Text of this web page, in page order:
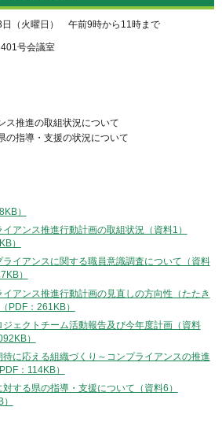
火曜日） 午前9時から11時まで
号会議室
推進の取組状況について
指導・支援の状況について
）
アンス推進行動計画の取組状況（資料1）
）
ライアンスに関する職員意識調査について（資料
）
アンス推進行動計画の見直しの方向性（たたき
PDF：261KB）
ジェクトチーム活動報告及び今年度計画（資料
）
待に応える組織づくり～コンプライアンスの推進
：114KB）
する県の指導・支援について（資料6）